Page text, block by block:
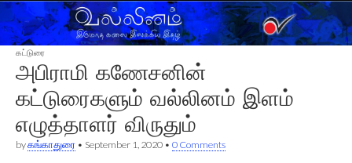
வல்லினம்
கட்டுரை
அபிராமி கணேசனின்
கட்டுரைகளும் வல்லினம் இளம்
எழுத்தாளர் விருதும்
byகங்காதுரை • September 1, 2020 • 0 Comments